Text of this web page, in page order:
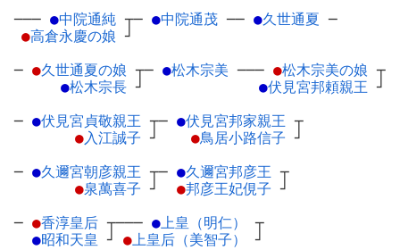
─── ●中院通純 ┬
●高倉永慶の娘 ┘
─ ●中院通茂 ── ●久世通夏 ─
─ ●久世通夏の娘 ┬
●松木宗長 ┘
─ ●松木宗美 ─── ●松木宗美の娘 ┬
●伏見宮邦頼親王 ┘
─ ●伏見宮貞敬親王 ┬
●入江誠子 ┘
─ ●伏見宮邦家親王 ┬
●鳥居小路信子 ┘
─ ●久邇宮朝彦親王 ┬
●泉萬喜子 ┘
─ ●久邇宮邦彦王 ┬
●邦彦王妃俔子 ┘
─ ●香淳皇后 ┬
●昭和天皇 ┘
─── ●上皇（明仁）
┬
●上皇后（美智子） ┘